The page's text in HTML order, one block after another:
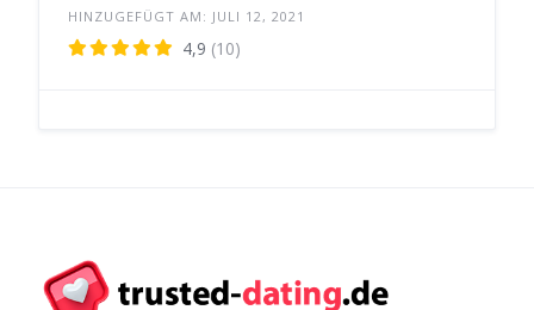
HINZUGEFÜGT AM: JULI 12, 2021
4,9 (10)